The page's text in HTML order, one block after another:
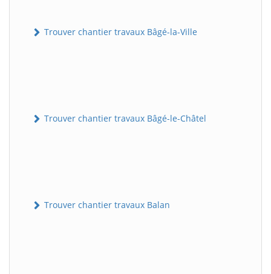
Trouver chantier travaux Bâgé-la-Ville
Trouver chantier travaux Bâgé-le-Châtel
Trouver chantier travaux Balan